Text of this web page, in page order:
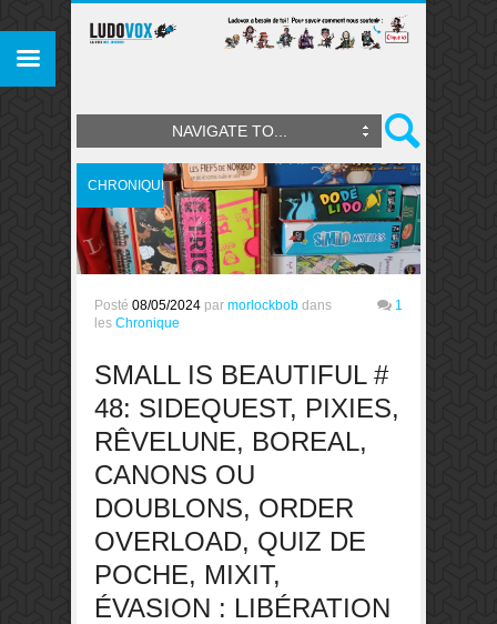
NAVIGATE TO...
CHRONIQUE
Posté 08/05/2024 par morlockbob dans
les Chronique
1
SMALL IS BEAUTIFUL #
48: SIDEQUEST, PIXIES,
RÊVELUNE, BOREAL,
CANONS OU
DOUBLONS, ORDER
OVERLOAD, QUIZ DE
POCHE, MIXIT,
ÉVASION : LIBÉRATION